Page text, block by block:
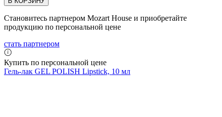
Становитесь партнером Mozart House и приобретайте
продукцию по персональной цене
стать партнером
Купить по персональной цене
Гель-лак GEL POLISH Lipstick, 10 мл